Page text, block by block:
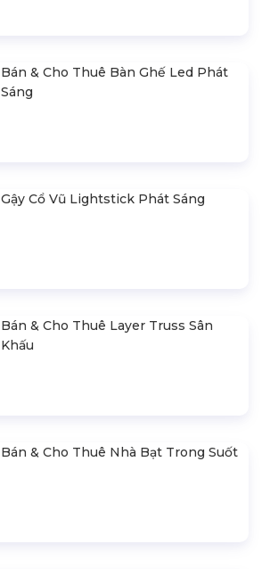
Bán & Cho Thuê Bàn Ghế Led Phát
Sáng
Gậy Cổ Vũ Lightstick Phát Sáng
Bán & Cho Thuê Layer Truss Sân
Khấu
Bán & Cho Thuê Nhà Bạt Trong Suốt